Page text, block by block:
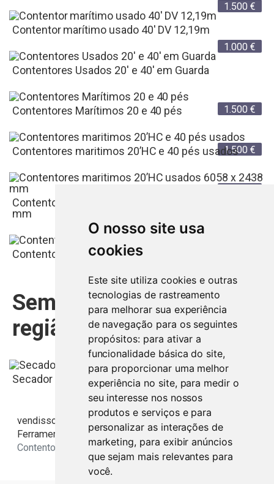
O nosso site usa
cookies
Este site utiliza cookies e outras
tecnologias de rastreamento
para melhorar sua experiência
de navegação para os seguintes
propósitos: para ativar a
funcionalidade básica do site,
para proporcionar uma melhor
experiência no site, para medir o
seu interesse nos nossos
produtos e serviços e para
personalizar as interações de
marketing, para exibir anúncios
que sejam mais relevantes para
você.
1.500 €
1.000 €
Contentor marítimo usado 40' DV 12,19m
1.500 €
Contentores Usados 20' e 40' em Guarda
1.500 €
Contentores Marítimos 20 e 40 pés
Contentores maritimos 20’HC e 40 pés usados
Contentores maritimos 20’HC usados 6058 x 2438
mm
Contentores Marítimos Usados
Semelhantes na mesma
região
Secador de Cabelo Profissional Surker SK-3810
Aveiro Comprar agora:
vendisso.pt
Resultados
Ferramentas e Equipamentos
Contentores Marítimos Usados 20 e 40 pés